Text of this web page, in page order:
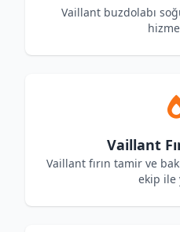
Vaillant buzdolabı
Vaillant
Vaillant fırın tamir ve
ekip ile